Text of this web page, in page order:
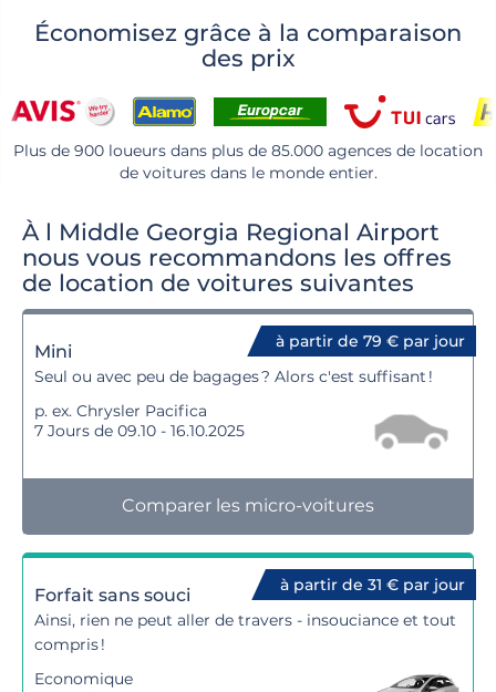
Économisez grâce à la comparaison
des prix
Plus de 900 loueurs dans plus de 85.000 agences de location
de voitures dans le monde entier.
À l Middle Georgia Regional Airport
nous vous recommandons les offres
de location de voitures suivantes
à partir de 79 € par jour
Mini
Seul ou avec peu de bagages ? Alors c'est suffisant !
p. ex. Chrysler Pacifica
7 Jours de 09.10 - 16.10.2025
Comparer les micro-voitures
à partir de 31 € par jour
Forfait sans souci
Ainsi, rien ne peut aller de travers - insouciance et tout
compris !
Economique